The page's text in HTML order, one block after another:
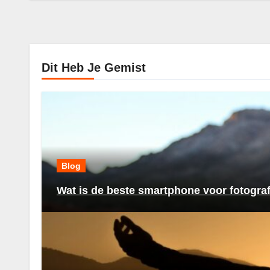
Dit Heb Je Gemist
Blog
Wat is de beste smartphone voor